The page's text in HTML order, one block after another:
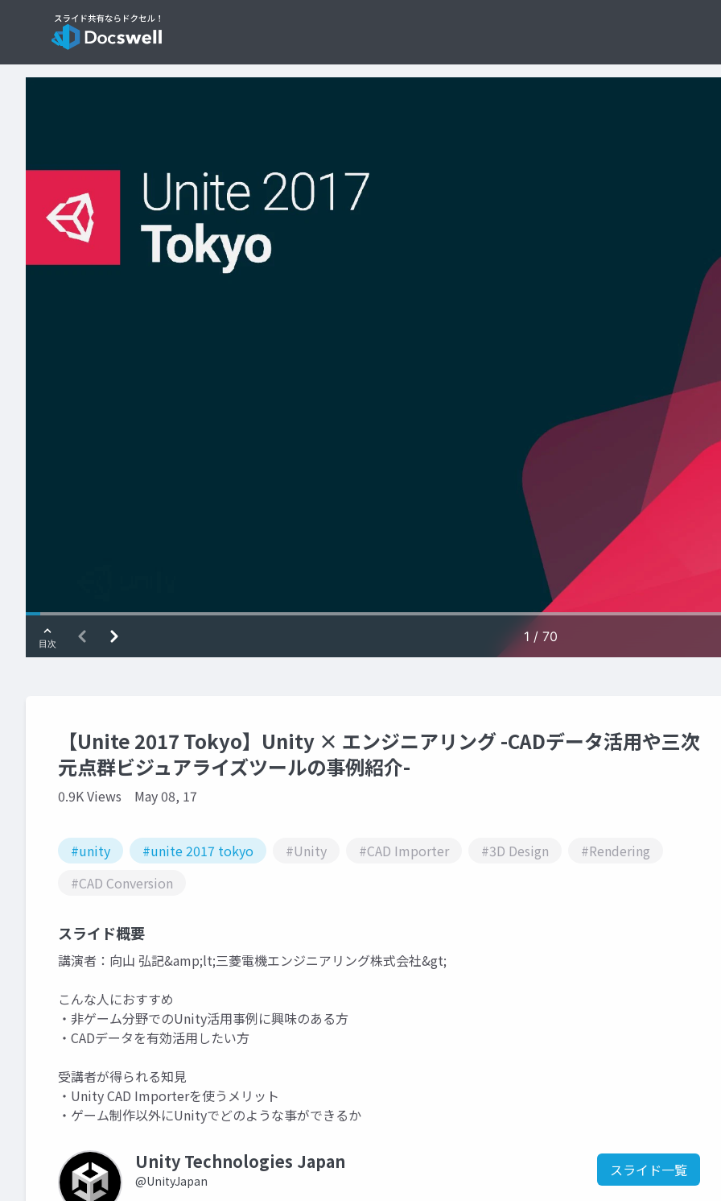
【Unite 2017 Tokyo】Unity × エンジニアリング -CADデータ活用や三次
元点群ビジュアライズツールの事例紹介-
0.9K Views May 08, 17
#unity #unite 2017 tokyo #Unity #CAD Importer #3D Design
#Rendering
#CAD Conversion
スライド概要
講演者：向山 弘記&amp;lt;三菱電機エンジニアリング株式会社&gt;
こんな人におすすめ
・非ゲーム分野でのUnity活用事例に興味のある方
・CADデータを有効活用したい方
受講者が得られる知見
・Unity CAD Importerを使うメリット
・ゲーム制作以外にUnityでどのような事ができるか
Unity Technologies Japan
@UnityJapan
スライド一覧